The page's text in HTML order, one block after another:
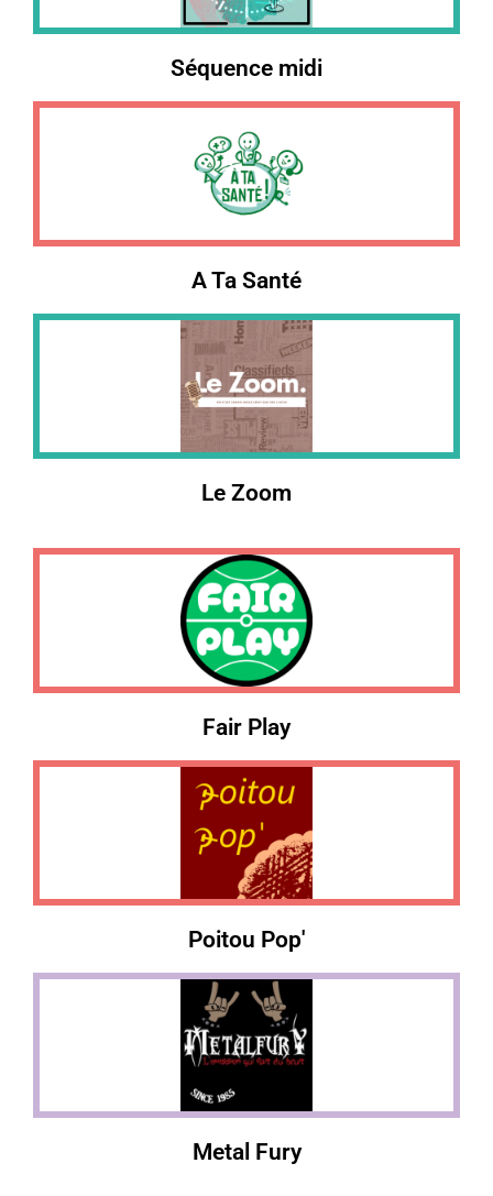
Séquence midi
A Ta Santé
Le Zoom
Fair Play
Poitou Pop'
Metal Fury